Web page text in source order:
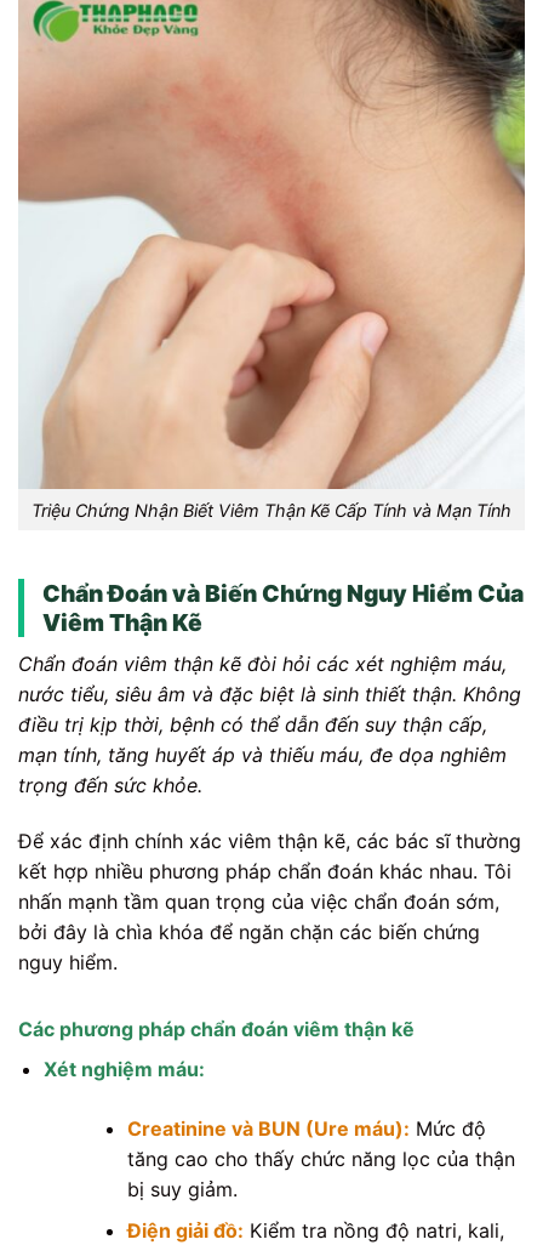
Triệu Chứng Nhận Biết Viêm Thận Kẽ Cấp Tính và Mạn Tính
Chẩn Đoán và Biến Chứng Nguy Hiểm Của
Viêm Thận Kẽ
Chẩn đoán viêm thận kẽ đòi hỏi các xét nghiệm máu,
nước tiểu, siêu âm và đặc biệt là sinh thiết thận. Không
điều trị kịp thời, bệnh có thể dẫn đến suy thận cấp,
mạn tính, tăng huyết áp và thiếu máu, đe dọa nghiêm
trọng đến sức khỏe.
Để xác định chính xác viêm thận kẽ, các bác sĩ thường
kết hợp nhiều phương pháp chẩn đoán khác nhau. Tôi
nhấn mạnh tầm quan trọng của việc chẩn đoán sớm,
bởi đây là chìa khóa để ngăn chặn các biến chứng
nguy hiểm.
Các phương pháp chẩn đoán viêm thận kẽ
Xét nghiệm máu:
Creatinine và BUN (Ure máu): Mức độ
tăng cao cho thấy chức năng lọc của thận
bị suy giảm.
Điện giải đồ: Kiểm tra nồng độ natri, kali,